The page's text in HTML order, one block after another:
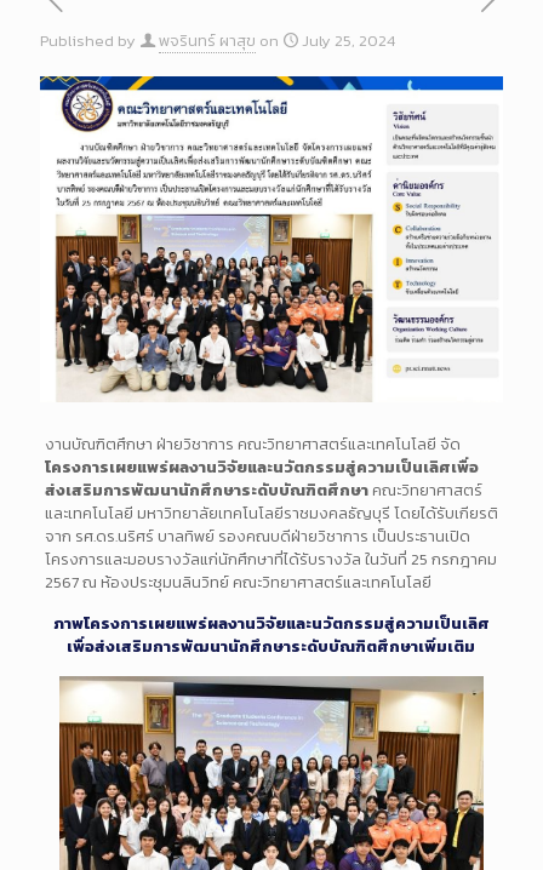
Published by พจรินทร์ ผาสุข on July 25, 2024
งานบัณฑิตศึกษา ฝ่ายวิชาการ คณะวิทยาศาสตร์และเทคโนโลยี จัด
โครงการเผยแพร่ผลงานวิจัยและนวัตกรรมสู่ความเป็นเลิศเพื่อ
ส่งเสริมการพัฒนานักศึกษาระดับบัณฑิตศึกษาคณะวิทยาศาสตร์
และเทคโนโลยี มหาวิทยาลัยเทคโนโลยีราชมงคลธัญบุรี โดยได้รับเกียรติ
จาก รศ.ดร.นริศร์ บาลทิพย์ รองคณบดีฝ่ายวิชาการ เป็นประธานเปิด
โครงการและมอบรางวัลแก่นักศึกษาที่ได้รับรางวัล ในวันที่ 25 กรกฎาคม
2567 ณ ห้องประชุมนลินวิทย์ คณะวิทยาศาสตร์และเทคโนโลยี
ภาพโครงการเผยแพร่ผลงานวิจัยและนวัตกรรมสู่ความเป็นเลิศ
เพื่อส่งเสริมการพัฒนานักศึกษาระดับบัณฑิตศึกษาเพิ่มเติม